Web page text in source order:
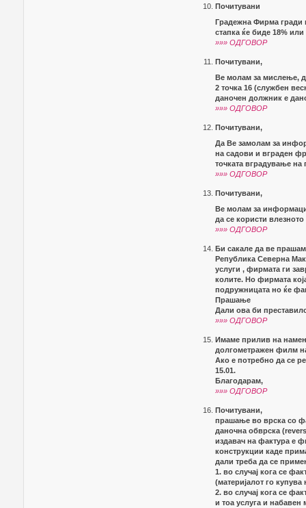
Почитувани
Градежна Фирма гради
стапка ќе биде 18% или
»»» ОДГОВОР
Почитувани,
Ве молам за мислење,
2 точка 16 (службен
даночен должник е
»»» ОДГОВОР
Почитувани,
Да Ве замолам за
на садови и вграден
точката вградување на
»»» ОДГОВОР
Почитувани,
Ве молам за
да се користи
»»» ОДГОВОР
Би сакале да ве
Република Северна
услуги , фирмата ги
колите. Но фирмата
подружницата но ќе
Прашање
Дали ова би
»»» ОДГОВОР
Имаме прилив на
долгометражен филм
Ако е потребно да се
15.01.
Благодарам,
»»» ОДГОВОР
Почитувани,
прашање во врска со
даночна обврска
издавач на фактура е
конструкции каде
дали треба да се
1. во случај кога се
(материјалот го
2. во случај кога се
и тоа услуга и набавен